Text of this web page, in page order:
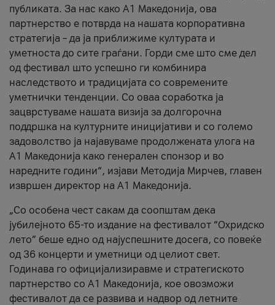
публиката. За нас како A1 Македонија, ова
партнерство е потврда на нашата корпоративна
стратегија – да ја приближиме културата и
уметноста до сите граѓани. Горди сме што сме дел
од фестивал што успешно ги комбинира
наследството и традицијата со современите
уметнички тенденции. Со оваа соработка ја
зацврстуваме нашата визија за долгорочна
поддршка на културните иницијативи и со големо
задоволство ја најавуваме продолжената улога на
A1 Македонија како генерален спонзор и во
наредните години“, изјави Методија Мирчев, главен
извршен директор на A1 Македонија.
„Со особена чест сакам да соопштам дека
јубилејното 65-то издание на фестивалот “Охридско
лето” беше едно од најуспешните досега, со повеќе
од 36 концерти и уметници од целиот свет.
Годинава го официјализиравме и стратегиското
партнерство со А1 Македонија, кое овозможи
фестивалот да се развива и надвор од летните